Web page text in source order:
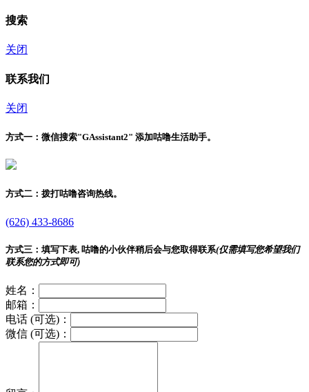
搜索
关闭
联系我们
关闭
方式一： 微信搜索"GAssistant2" 添加咕噜生活助手。
方式二： 拨打咕噜咨询热线。
(626) 433-8686
方式三： 填写下表, 咕噜的小伙伴稍后会与您取得联系(仅需填写您希望我们
联系您的方式即可)
姓名：
邮箱：
电话 (可选)：
微信 (可选)：